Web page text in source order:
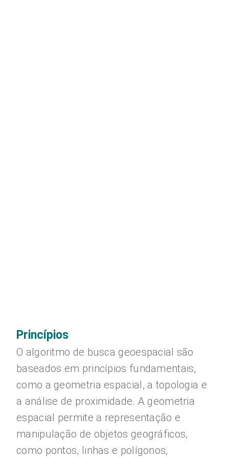
Princípios
O algoritmo de busca geoespacial são
baseados em princípios fundamentais,
como a geometria espacial, a topologia e
a análise de proximidade. A geometria
espacial permite a representação e
manipulação de objetos geográficos,
como pontos, linhas e polígonos,